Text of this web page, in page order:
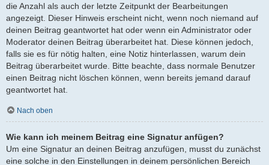
die Anzahl als auch der letzte Zeitpunkt der Bearbeitungen
angezeigt. Dieser Hinweis erscheint nicht, wenn noch niemand auf
deinen Beitrag geantwortet hat oder wenn ein Administrator oder
Moderator deinen Beitrag überarbeitet hat. Diese können jedoch,
falls sie es für nötig halten, eine Notiz hinterlassen, warum dein
Beitrag überarbeitet wurde. Bitte beachte, dass normale Benutzer
einen Beitrag nicht löschen können, wenn bereits jemand darauf
geantwortet hat.
Nach oben
Wie kann ich meinem Beitrag eine Signatur anfügen?
Um eine Signatur an deinen Beitrag anzufügen, musst du zunächst
eine solche in den Einstellungen in deinem persönlichen Bereich